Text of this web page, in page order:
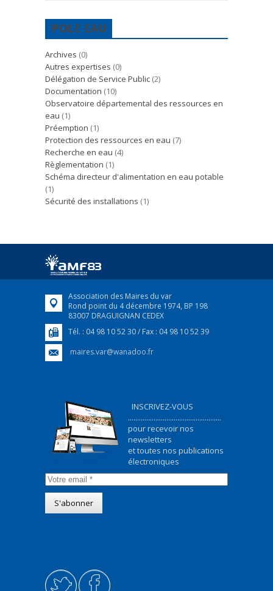
POLE EAU
Archives (0)
Autres expertises (0)
Délégation de Service Public (2)
Documentation (10)
Observatoire départemental des ressources en
eau (1)
Préemption (1)
Protection des ressources en eau (7)
Recherche en eau (4)
Règlementation (1)
Schéma directeur d'alimentation en eau potable
(1)
Sécurité des installations (1)
Association des Maires du var
Rond point du 4 décembre 1974, BP 198
83007 DRAGUIGNAN CEDEX
Tél. : 04 98 10 52 30 / Fax : 04 98 10 52 39
maires.var@wanadoo.fr
INSCRIVEZ-VOUS
...................................................
pour recevoir nos
newsletters
et toutes nos publications
électroniques